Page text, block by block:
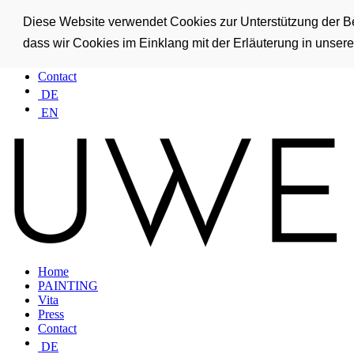
Diese Website verwendet Cookies zur Unterstützung der
dass wir Cookies im Einklang mit der Erläuterung in
Home
Vita
Contact
DE
EN
Home
PAINTING
Vita
Press
Contact
DE